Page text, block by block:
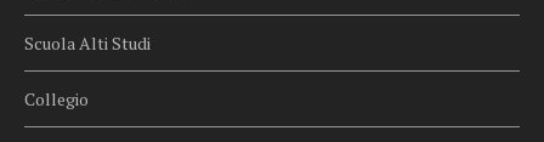
Scuola Alti Studi
Collegio